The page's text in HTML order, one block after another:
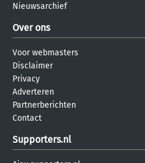
Nieuwsarchief
Over ons
Voor webmasters
Disclaimer
Privacy
Adverteren
Partnerberichten
Contact
Supporters.nl